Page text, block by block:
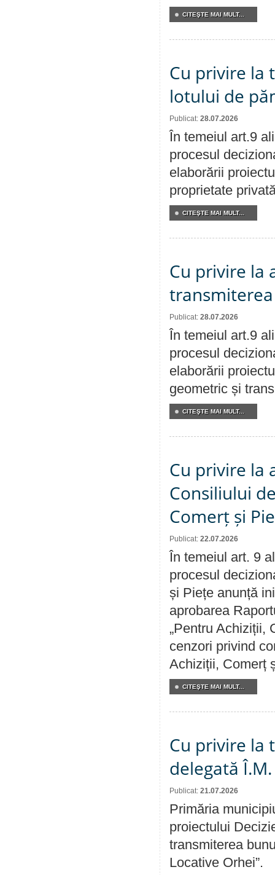
CITEŞTE MAI MULT...
Cu privire la
lotului de
Publicat: 28.07.2026
În temeiul art.9
procesul
elaborării
proprietate
CITEŞTE MAI MULT...
Cu privire la
Publicat: 28.07.2026
În temeiul art.9
procesul
elaborării
geometric și
CITEŞTE MAI MULT...
Cu privire la
Consiliului
Comerț și
Publicat: 22.07.2026
În temeiul art. 9
procesul
și Piețe anunță
aprobarea
„Pentru Achiziții,
cenzori privind
Achiziții, Comerț
CITEŞTE MAI MULT...
Cu privire la
delegată
Publicat: 21.07.2026
Primăria
proiectului
transmiterea
Locative Orhei”.